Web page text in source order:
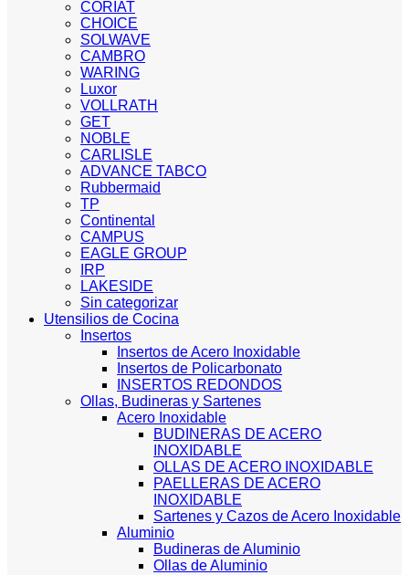
CORIAT
CHOICE
SOLWAVE
CAMBRO
WARING
Luxor
VOLLRATH
GET
NOBLE
CARLISLE
ADVANCE TABCO
Rubbermaid
TP
Continental
CAMPUS
EAGLE GROUP
IRP
LAKESIDE
Sin categorizar
Utensilios de Cocina
Insertos
Insertos de Acero Inoxidable
Insertos de Policarbonato
INSERTOS REDONDOS
Ollas, Budineras y Sartenes
Acero Inoxidable
BUDINERAS DE ACERO
INOXIDABLE
OLLAS DE ACERO INOXIDABLE
PAELLERAS DE ACERO
INOXIDABLE
Sartenes y Cazos de Acero Inoxidable
Aluminio
Budineras de Aluminio
Ollas de Aluminio